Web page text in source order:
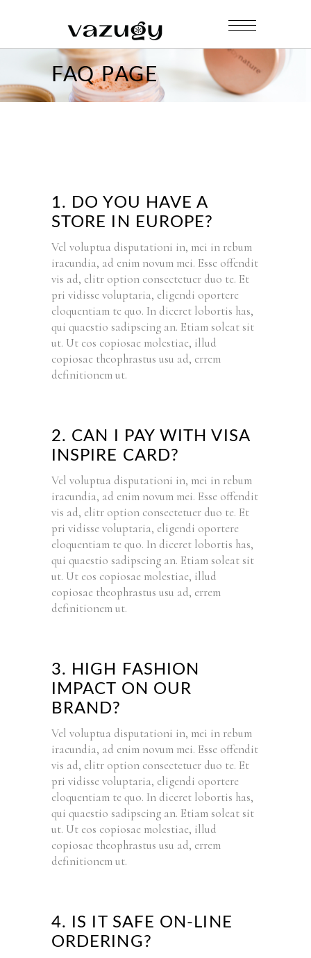
FAQ PAGE
1. DO YOU HAVE A
STORE IN EUROPE?
Vel voluptua disputationi in, mei in rebum
iracundia, ad enim novum mei. Esse offendit
vis ad, elitr option consectetuer duo te. Et
pri vidisse voluptaria, eligendi oportere
eloquentiam te quo. In diceret lobortis has,
qui quaestio sadipscing an. Etiam soleat sit
ut. Ut eos copiosae molestiae, illud
copiosae theophrastus usu ad, errem
definitionem ut.
2. CAN I PAY WITH VISA
INSPIRE CARD?
Vel voluptua disputationi in, mei in rebum
iracundia, ad enim novum mei. Esse offendit
vis ad, elitr option consectetuer duo te. Et
pri vidisse voluptaria, eligendi oportere
eloquentiam te quo. In diceret lobortis has,
qui quaestio sadipscing an. Etiam soleat sit
ut. Ut eos copiosae molestiae, illud
copiosae theophrastus usu ad, errem
definitionem ut.
3. HIGH FASHION
IMPACT ON OUR
BRAND?
Vel voluptua disputationi in, mei in rebum
iracundia, ad enim novum mei. Esse offendit
vis ad, elitr option consectetuer duo te. Et
pri vidisse voluptaria, eligendi oportere
eloquentiam te quo. In diceret lobortis has,
qui quaestio sadipscing an. Etiam soleat sit
ut. Ut eos copiosae molestiae, illud
copiosae theophrastus usu ad, errem
definitionem ut.
4. IS IT SAFE ON-LINE
ORDERING?